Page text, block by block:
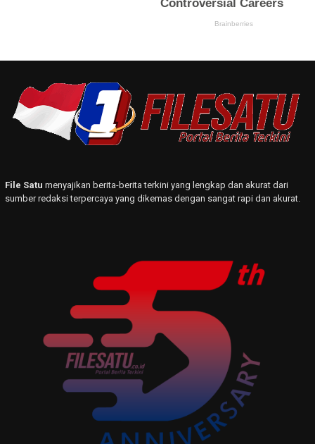
File Satu menyajikan berita-berita terkini yang lengkap dan akurat dari
sumber redaksi terpercaya yang dikemas dengan sangat rapi dan akurat.